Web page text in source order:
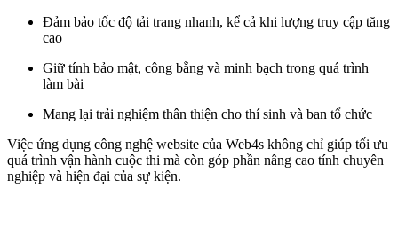
Đảm bảo tốc độ tải trang nhanh, kể cả khi lượng truy cập tăng
cao
Giữ tính bảo mật, công bằng và minh bạch trong quá trình
làm bài
Mang lại trải nghiệm thân thiện cho thí sinh và ban tổ chức
Việc ứng dụng công nghệ website của Web4s không chỉ giúp tối ưu
quá trình vận hành cuộc thi mà còn góp phần nâng cao tính chuyên
nghiệp và hiện đại của sự kiện.